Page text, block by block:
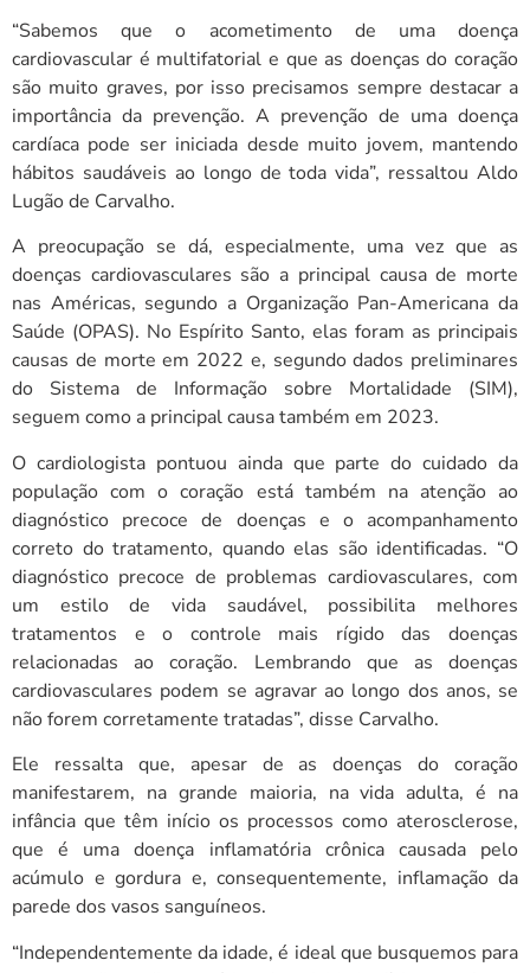
“Sabemos que o acometimento de uma doença
cardiovascular é multifatorial e que as doenças do coração
são muito graves, por isso precisamos sempre destacar a
importância da prevenção. A prevenção de uma doença
cardíaca pode ser iniciada desde muito jovem, mantendo
hábitos saudáveis ao longo de toda vida”, ressaltou Aldo
Lugão de Carvalho.
A preocupação se dá, especialmente, uma vez que as
doenças cardiovasculares são a principal causa de morte
nas Américas, segundo a Organização Pan-Americana da
Saúde (OPAS). No Espírito Santo, elas foram as principais
causas de morte em 2022 e, segundo dados preliminares
do Sistema de Informação sobre Mortalidade (SIM),
seguem como a principal causa também em 2023.
O cardiologista pontuou ainda que parte do cuidado da
população com o coração está também na atenção ao
diagnóstico precoce de doenças e o acompanhamento
correto do tratamento, quando elas são identificadas. “O
diagnóstico precoce de problemas cardiovasculares, com
um estilo de vida saudável, possibilita melhores
tratamentos e o controle mais rígido das doenças
relacionadas ao coração. Lembrando que as doenças
cardiovasculares podem se agravar ao longo dos anos, se
não forem corretamente tratadas”, disse Carvalho.
Ele ressalta que, apesar de as doenças do coração
manifestarem, na grande maioria, na vida adulta, é na
infância que têm início os processos como aterosclerose,
que é uma doença inflamatória crônica causada pelo
acúmulo e gordura e, consequentemente, inflamação da
parede dos vasos sanguíneos.
“Independentemente da idade, é ideal que busquemos para